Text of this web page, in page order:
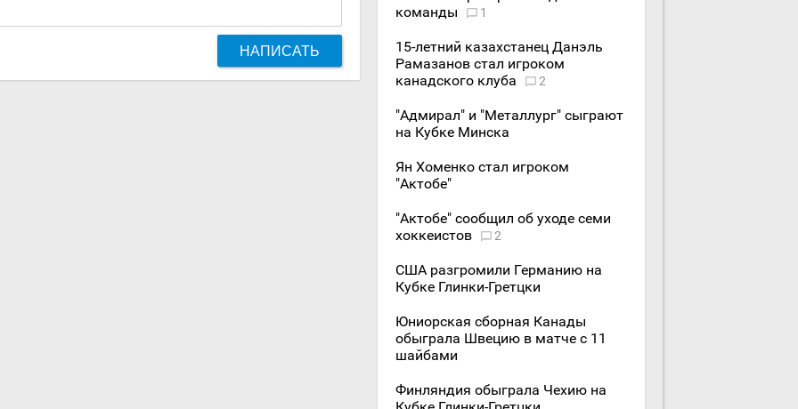
НАПИСАТЬ
команды
1
15-летний казахстанец Данэль
Рамазанов стал игроком
канадского клуба
2
"Адмирал" и "Металлург" сыграют
на Кубке Минска
Ян Хоменко стал игроком
"Актобе"
"Актобе" сообщил об уходе семи
хоккеистов
2
США разгромили Германию на
Кубке Глинки-Гретцки
Юниорская сборная Канады
обыграла Швецию в матче с 11
шайбами
Финляндия обыграла Чехию на